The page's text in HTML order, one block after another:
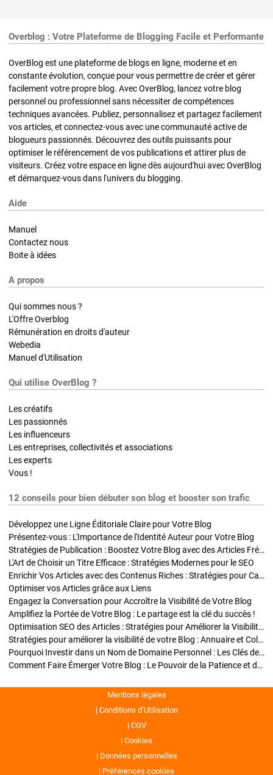
Overblog : Votre Plateforme de Blogging Facile et Performante
OverBlog est une plateforme de blogs en ligne, moderne et en
constante évolution, conçue pour vous permettre de créer et gérer
facilement votre propre blog. Avec OverBlog, lancez votre blog
personnel ou professionnel sans nécessiter de compétences
techniques avancées. Publiez, personnalisez et partagez facilement
vos articles, et connectez-vous avec une communauté active de
blogueurs passionnés. Découvrez des outils puissants pour
optimiser le référencement de vos publications et attirer plus de
visiteurs. Créez votre espace en ligne dès aujourd'hui avec OverBlog
et démarquez-vous dans l'univers du blogging.
Aide
Manuel
Contactez nous
Boite à idées
A propos
Qui sommes nous ?
L'Offre Overblog
Rémunération en droits d'auteur
Webedia
Manuel d'Utilisation
Qui utilise OverBlog ?
Les créatifs
Les passionnés
Les influenceurs
Les entreprises, collectivités et associations
Les experts
Vous !
12 conseils pour bien débuter son blog et booster son trafic
Développez une Ligne Éditoriale Claire pour Votre Blog
Présentez-vous : L'Importance de l'Identité Auteur pour Votre Blog
Stratégies de Publication : Boostez Votre Blog avec des Articles Fréquents et Exclusifs
L'Art de Choisir un Titre Efficace : Stratégies Modernes pour le SEO
Enrichir Vos Articles avec des Contenus Riches : Stratégies pour Captiver et Optimiser
Optimiser vos Articles grâce aux Liens
Engagez la Conversation pour Accroître la Visibilité de Votre Blog
Amplifiez la Portée de Votre Blog : Le partage est la clé du succès !
Optimisation SEO des Articles : Stratégies pour Améliorer la Visibilité de Votre Blog
Stratégies pour améliorer la visibilité de votre Blog : Annuaire et Collaborations
Pourquoi Investir dans un Nom de Domaine Personnel : Les Clés de la Réussite de Votre Blog
Comment Faire Émerger Votre Blog : Le Pouvoir de la Patience et de la Persévérance
Mentions légales
Conditions d’Utilisation
CGV
Cookies
Données personnelles
Préférences cookies